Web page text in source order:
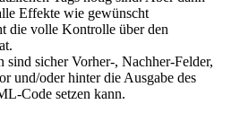
Effekte wie gewünscht
die volle Kontrolle über den
sind sicher Vorher-, Nachher-Felder,
und/oder hinter die Ausgabe des
Code setzen kann.